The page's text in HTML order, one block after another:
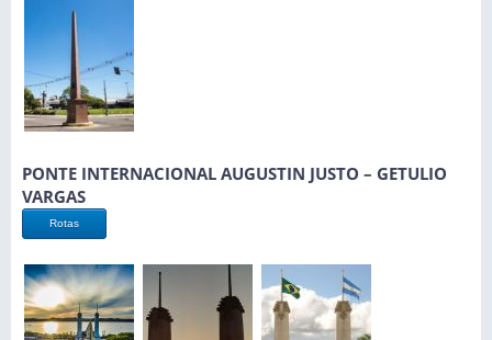
PONTE INTERNACIONAL AUGUSTIN JUSTO – GETULIO
VARGAS
Rotas